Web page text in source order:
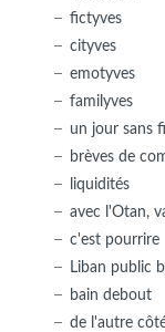
fictyves
cityves
emotyves
familyves
un jour sans
brèves de
liquidités
avec l'Otan,
c'est pourrire
Liban public
bain debout
de l'autre